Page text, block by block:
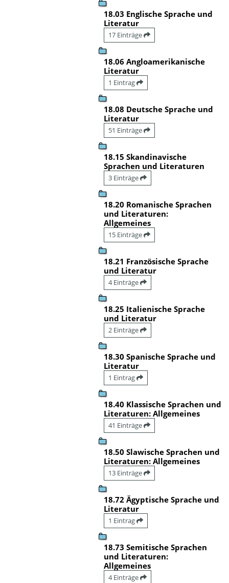
18.03 Englische Sprache und
Literatur
17 Einträge
18.06 Angloamerikanische
Literatur
1 Eintrag
18.08 Deutsche Sprache und
Literatur
51 Einträge
18.15 Skandinavische
Sprachen und Literaturen
3 Einträge
18.20 Romanische Sprachen
und Literaturen:
Allgemeines
15 Einträge
18.21 Französische Sprache
und Literatur
4 Einträge
18.25 Italienische Sprache
und Literatur
2 Einträge
18.30 Spanische Sprache und
Literatur
1 Eintrag
18.40 Klassische Sprachen und
Literaturen: Allgemeines
41 Einträge
18.50 Slawische Sprachen und
Literaturen: Allgemeines
13 Einträge
18.72 Ägyptische Sprache und
Literatur
1 Eintrag
18.73 Semitische Sprachen
und Literaturen:
Allgemeines
4 Einträge